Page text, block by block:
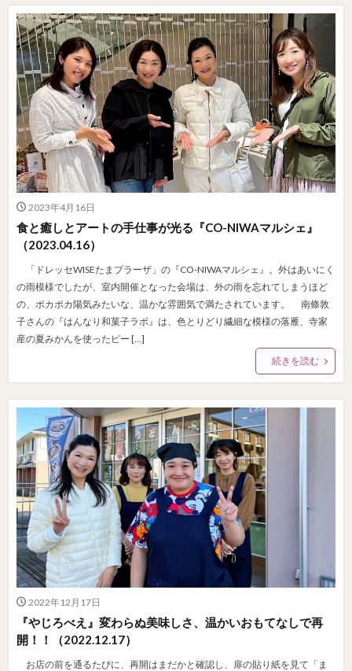
2023年4月16日
食と癒しとアートの手仕事が光る『CO-NIWAマルシェ』
（2023.04.16）
「ドレッセWISEたまプラーザ」の『CO-NIWAマルシェ』。外はあいにく
の雨模様でしたが、室内開催となった会場は、外の雨を忘れてしまうほど
の、ポカポカ陽気みたいな、温かな雰囲気で満たされています。 南條敦
子さんの『はんなり和菓子ラボ』は、色とりどり繊細な模様の落雁、寺家
産の夏みかんを使ったピー […]
続きを読む
2022年12月17日
『やじろべえ』変わらぬ美味しさ、温かいおもてなしで再
開！！（2022.12.17）
お店の前を通るたびに、再開はまだかと確認し、扉の貼り紙を見て「ま